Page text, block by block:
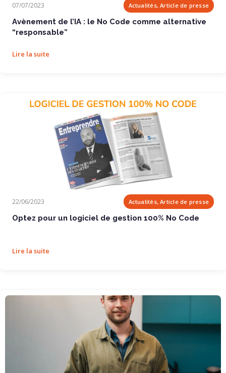
07/07/2023 Actualités, Article de presse
Avènement de l’IA : le No Code comme alternative
“responsable”
Lire la suite
Optez pour un logiciel de gestion 100% No Code
22/06/2023 Actualités, Article de presse
Optez pour un logiciel de gestion 100% No Code
Lire la suite